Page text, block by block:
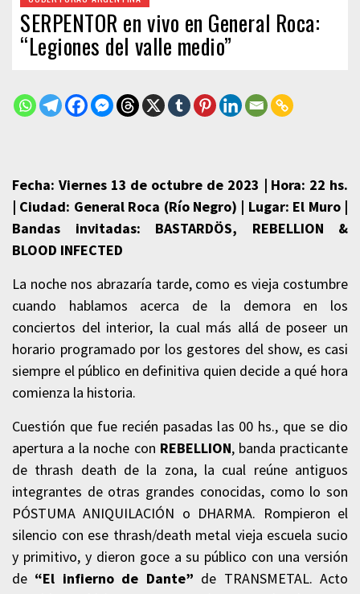
SERPENTOR en vivo en General Roca:
“Legiones del valle medio”
Fecha: Viernes 13 de octubre de 2023 | Hora: 22 hs.
| Ciudad: General Roca (Río Negro) | Lugar: El Muro |
Bandas invitadas: BASTARDÖS, REBELLION &
BLOOD INFECTED
La noche nos abrazaría tarde, como es vieja costumbre
cuando hablamos acerca de la demora en los
conciertos del interior, la cual más allá de poseer un
horario programado por los gestores del show, es casi
siempre el público en definitiva quien decide a qué hora
comienza la historia.
Cuestión que fue recién pasadas las 00 hs., que se dio
apertura a la noche con REBELLION, banda practicante
de thrash death de la zona, la cual reúne antiguos
integrantes de otras grandes conocidas, como lo son
PÓSTUMA ANIQUILACIÓN o DHARMA. Rompieron el
silencio con ese thrash/death metal vieja escuela sucio
y primitivo, y dieron goce a su público con una versión
de “El infierno de Dante” de TRANSMETAL. Acto